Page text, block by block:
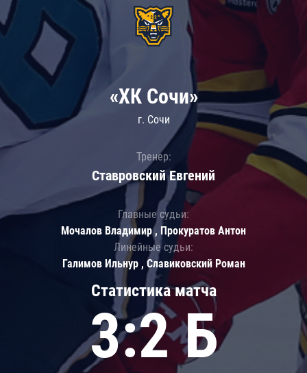
Статистика матча
3:2 Б
«ХК Сочи»
г. Сочи
Тренер:
Ставровский Евгений
Главные судьи:
Мочалов Владимир , Прокуратов Антон
Линейные судьи:
Галимов Ильнур , Славиковский Роман